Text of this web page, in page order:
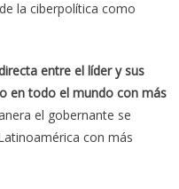
la ciberpolítica como
entre el líder y sus
en todo el mundo con más
el gobernante se
con más